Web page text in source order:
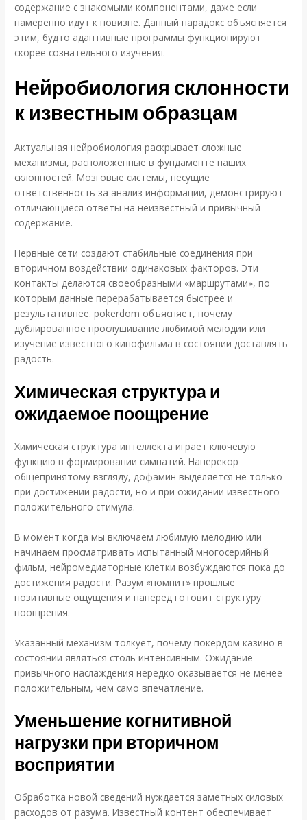
содержание с знакомыми компонентами, даже если
намеренно идут к новизне. Данный парадокс объясняется
этим, будто адаптивные программы функционируют
скорее сознательного изучения.
Нейробиология склонности
к известным образцам
Актуальная нейробиология раскрывает сложные
механизмы, расположенные в фундаменте наших
склонностей. Мозговые системы, несущие
ответственность за анализ информации, демонстрируют
отличающиеся ответы на неизвестный и привычный
содержание.
Нервные сети создают стабильные соединения при
вторичном воздействии одинаковых факторов. Эти
контакты делаются своеобразными «маршрутами», по
которым данные перерабатывается быстрее и
результативнее. pokerdom объясняет, почему
дублированное прослушивание любимой мелодии или
изучение известного кинофильма в состоянии доставлять
радость.
Химическая структура и
ожидаемое поощрение
Химическая структура интеллекта играет ключевую
функцию в формировании симпатий. Наперекор
общепринятому взгляду, дофамин выделяется не только
при достижении радости, но и при ожидании известного
положительного стимула.
В момент когда мы включаем любимую мелодию или
начинаем просматривать испытанный многосерийный
фильм, нейромедиаторные клетки возбуждаются пока до
достижения радости. Разум «помнит» прошлые
позитивные ощущения и наперед готовит структуру
поощрения.
Указанный механизм толкует, почему покердом казино в
состоянии являться столь интенсивным. Ожидание
привычного наслаждения нередко оказывается не менее
положительным, чем само впечатление.
Уменьшение когнитивной
нагрузки при вторичном
восприятии
Обработка новой сведений нуждается заметных силовых
расходов от разума. Известный контент обеспечивает